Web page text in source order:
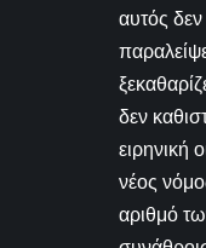
αυτός δεν
δεν
ειρηνική
νέος
αριθμό